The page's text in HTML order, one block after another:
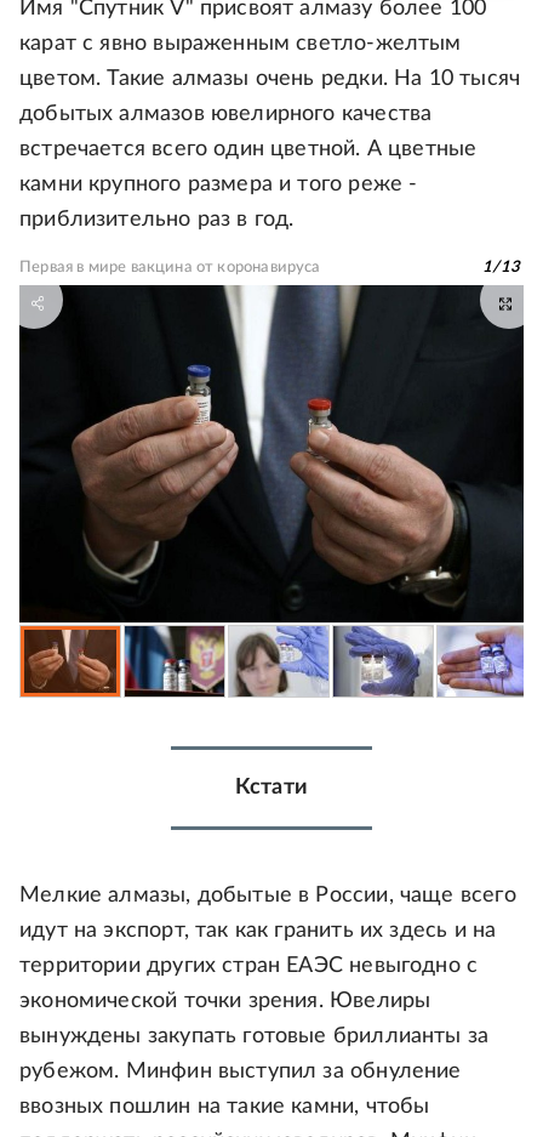
Имя "Спутник V" присвоят алмазу более 100
карат с явно выраженным светло-желтым
цветом. Такие алмазы очень редки. На 10 тысяч
добытых алмазов ювелирного качества
встречается всего один цветной. А цветные
камни крупного размера и того реже -
приблизительно раз в год.
Первая в мире вакцина от коронавируса 1/13
Кстати
Мелкие алмазы, добытые в России, чаще всего
идут на экспорт, так как гранить их здесь и на
территории других стран ЕАЭС невыгодно с
экономической точки зрения. Ювелиры
вынуждены закупать готовые бриллианты за
рубежом. Минфин выступил за обнуление
ввозных пошлин на такие камни, чтобы